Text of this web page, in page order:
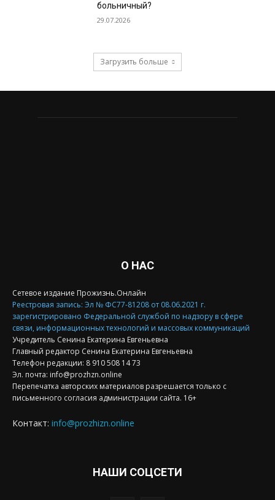
больничный?
29.07.2026
Загрузить больше
О НАС
Сетевое издание Прожизнь.Онлайн
Реестровая запись: Эл № ФС77-81208 от 08.06.2021 г.
зарегистрировано Федеральной службой по надзору в сфере
связи, информационных технологий и массовых коммуникаций
Учредитель Сенина Екатерина Евгеньевна
Главный редактор Сенина Екатерина Евгеньевна
Телефон редакции: 8 910 508 14 73
Эл. почта: info@prozhzn.online
Перепечатка авторских материалов разрешается только с
письменного согласия администрации сайта. 16+
Контакт: info@prozhizn.online
НАШИ СОЦСЕТИ